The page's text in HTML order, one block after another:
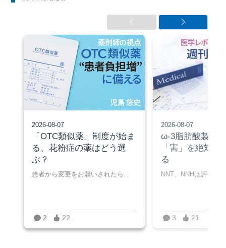
2026-08-07
「OTC類似薬」制度が始ま
る、花粉症の薬はどう選
ぶ？
患者から変更をお願いされたら…
2 22
2026-08-07
ω-3脂肪酸製剤
「害」を絶対リ
る
NNT、NNHは評価に
3 21